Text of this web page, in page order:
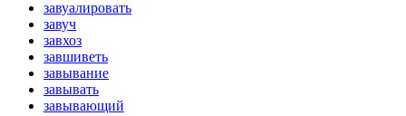
завуалировать
завуч
завхоз
завшиветь
завывание
завывать
завывающий